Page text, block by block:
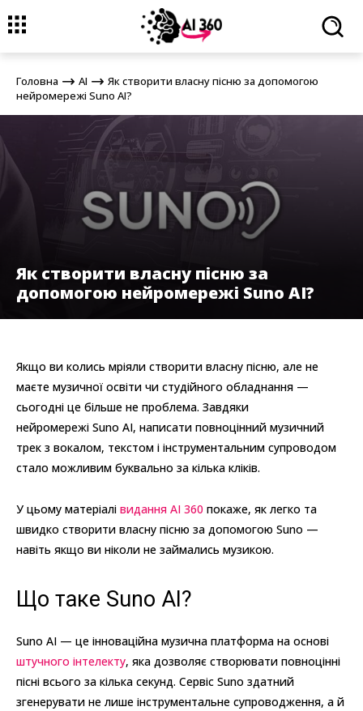
Головна
Як створити власну пісню за допомогою
нейромережі Suno AI?
Головна AI
Як створити власну пісню за допомогою
нейромережі Suno AI?
Як створити власну пісню за
допомогою нейромережі Suno AI?
Якщо ви колись мріяли створити власну пісню, але не
маєте музичної освіти чи студійного обладнання —
сьогодні це більше не проблема. Завдяки
нейромережі Suno AI, написати повноцінний музичний
трек з вокалом, текстом і інструментальним супроводом
стало можливим буквально за кілька кліків.
У цьому матеріалі видання AI 360 покаже, як легко та
швидко створити власну пісню за допомогою Suno —
навіть якщо ви ніколи не займались музикою.
Що таке Suno AI?
Suno AI — це інноваційна музична платформа на основі
штучного інтелекту, яка дозволяє створювати повноцінні
пісні всього за кілька секунд. Сервіс Suno здатний
згенерувати не лише інструментальне супроводження, а й